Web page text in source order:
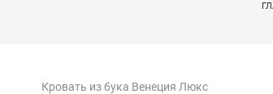
Кровать из бука Венеция Люкс